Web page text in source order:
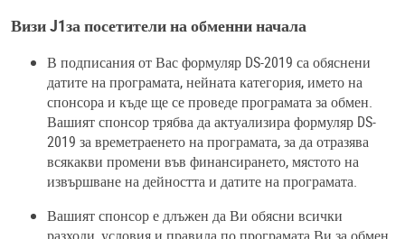
Визи J1за посетители на обменни начала
В подписания от Вас формуляр DS-2019 са обяснени
датите на програмата, нейната категория, името на
спонсора и къде ще се проведе програмата за обмен.
Вашият спонсор трябва да актуализира формуляр DS-
2019 за времетраенето на програмата, за да отразява
всякакви промени във финансирането, мястото на
извършване на дейността и датите на програмата.
Вашият спонсор е длъжен да Ви обясни всички
разходи, условия и правила по програмата Ви за обмен,